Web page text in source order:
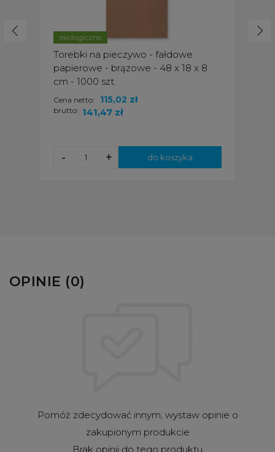
ekologiczne
Torebki na pieczywo - fałdowe
papierowe - brązowe - 48 x 18 x 8
cm - 1000 szt.
brutto: 141,47 zł
Cena netto: 115,02 zł
+
- do koszyka
OPINIE (0)
Pomóż zdecydować innym, wystaw opinie o
zakupionym produkcie
Brak opinii do tego produktu